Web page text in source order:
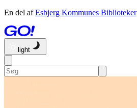
En del af Esbjerg Kommunes Biblioteker
light